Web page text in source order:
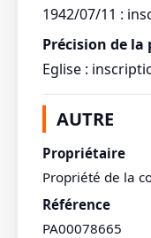
1942/07/11 :
Précision de
Eglise :
AUTRE
Propriétaire
Propriété de la
Référence
PA00078665